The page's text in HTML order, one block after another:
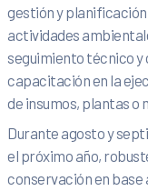
gestión y
actividades
seguimiento técnico
capacitación en la
de insumos, plantas o
Durante agosto y
el próximo año,
conservación en